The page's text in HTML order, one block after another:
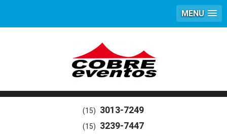
MENU
(15) 3013-7249
(15) 3239-7447